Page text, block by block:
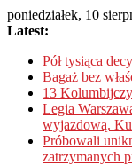
poniedziałek, 10
Latest:
Pół tysiąca
Bagaż bez
13
Legia
wyjazdową.
Próbowali
zatrzymanych